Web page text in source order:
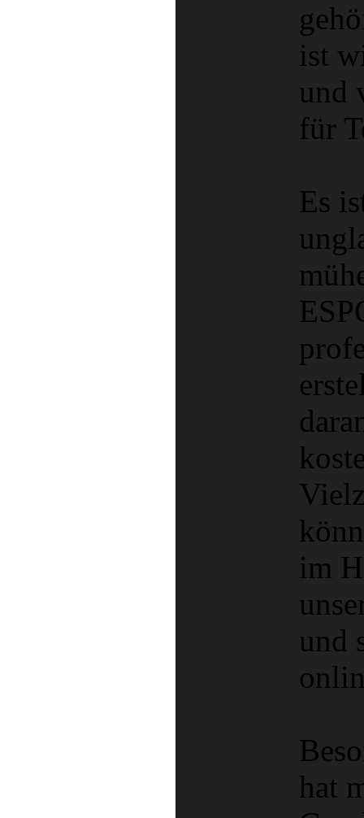
ist
und
für
Es
im
und
hat